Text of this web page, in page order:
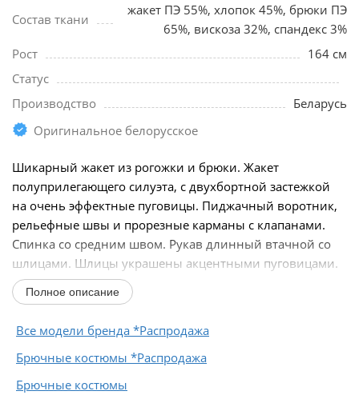
Состав ткани
жакет ПЭ 55%, хлопок 45%, брюки ПЭ
65%, вискоза 32%, спандекс 3%
Рост
164 см
Статус
Производство
Беларусь
Оригинальное белорусское
Шикарный жакет из рогожки и брюки. Жакет
полуприлегающего силуэта, с двухбортной застежкой
на очень эффектные пуговицы. Пиджачный воротник,
рельефные швы и прорезные карманы с клапанами.
Спинка со средним швом. Рукав длинный втачной со
шлицами. Шлицы украшены акцентными пуговицами.
На...
Полное описание
Все модели бренда *Распродажа
Брючные костюмы *Распродажа
Брючные костюмы